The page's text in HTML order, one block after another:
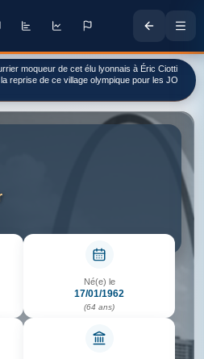
moqueur de cet élu lyonnais à Éric Ciotti
reprise de ce village olympique pour les JO
Né(e) le
17/01/1962
(64 ans)